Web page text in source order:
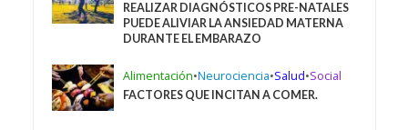
REALIZAR DIAGNÓSTICOS PRE-NATALES
PUEDE ALIVIAR LA ANSIEDAD MATERNA
DURANTE EL EMBARAZO
Alimentación•Neurociencia•Salud•Social
FACTORES QUE INCITAN A COMER.